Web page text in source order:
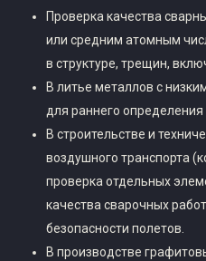
Проверка качества
или средним атомным
в структуре, трещин,
В литье металлов с
для раннего
В строительстве и
воздушного транспорта
проверка отдельных
качества сварочных
безопасности полетов.
В производстве